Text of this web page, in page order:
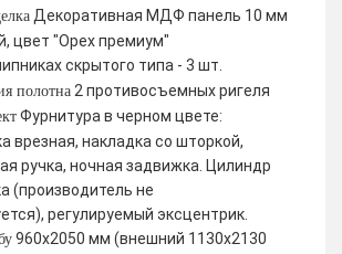
Декоративная МДФ панель 10 мм
цвет "Орех премиум"
скрытого типа - 3 шт.
полотна 2 противосъемных ригеля
Фурнитура в черном цвете:
врезная, накладка со шторкой,
ручка, ночная задвижка. Цилиндр
(производитель не
регулируемый эксцентрик.
960х2050 мм (внешний 1130х2130